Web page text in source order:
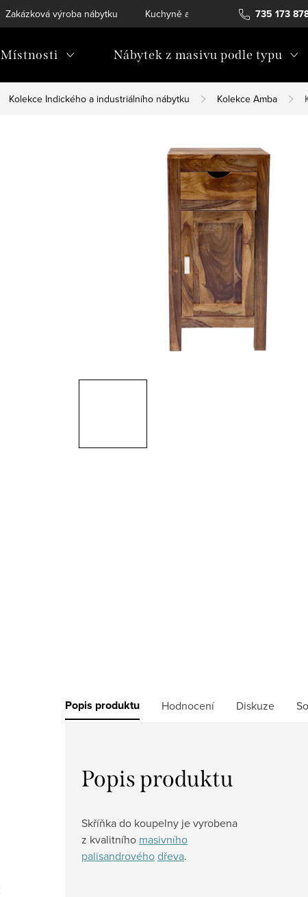
735 173
Zakázková výroba nábytku Kuchyně a vestavný nábytek
Místnosti Nábytek z masivu podle typu
Kolekce Indického a industriálního nábytku Kolekce Amba
Popis produktu Hodnocení Diskuze
Popis produktu
Skříňka do koupelny je vyrobena
z kvalitního masivního
palisandrovéhodřeva.